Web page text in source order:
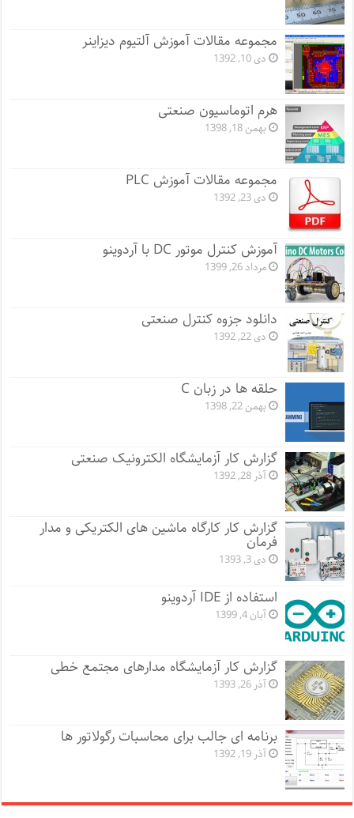
مجموعه مقالات آموزش آلتیوم دیزاینر
دی 10, 1392
هرم اتوماسیون صنعتی
بهمن 18, 1398
مجموعه مقالات آموزش PLC
دی 23, 1392
آموزش کنترل موتور DC با آردوینو
مرداد 26, 1399
دانلود جزوه کنترل صنعتی
دی 22, 1392
حلقه ها در زبان C
بهمن 22, 1398
گزارش کار آزمایشگاه الکترونیک صنعتی
آذر 28, 1392
گزارش کار کارگاه ماشین های الکتریکی و مدار
فرمان
دی 3, 1393
استفاده از IDE آردوینو
آبان 4, 1399
گزارش کار آزمایشگاه مدارهای مجتمع خطی
آذر 26, 1393
برنامه ای جالب برای محاسبات رگولاتور ها
آذر 19, 1392